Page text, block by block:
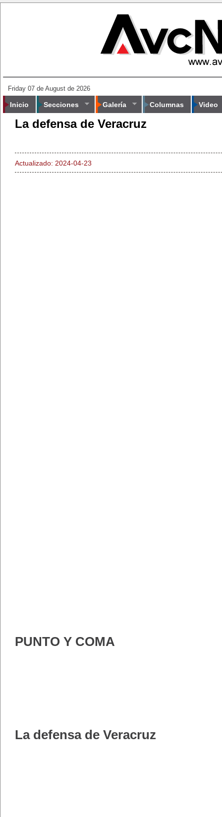
Friday 07 de August de 2026
Inicio Secciones Galería Columnas Video
La defensa de Veracruz
Actualizado: 2024-04-23
PUNTO Y COMA
La defensa de Veracruz